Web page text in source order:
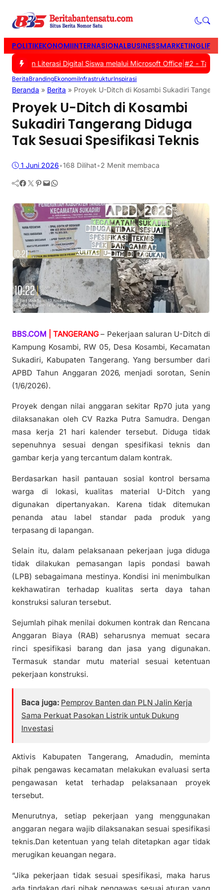
POLITIKEKONOMIINTERNASIONALBUSINESSMARKETING
Literasi Digital Siswa melalui Microsoft Office|#2 -
BeritaBrandingEkonomiInfrastrukturInspirasi
Beranda » Berita » Proyek U-Ditch di Kosambi Sukadiri
Proyek U-Ditch di Kosambi
Sukadiri Tangerang Diduga
Tak Sesuai Spesifikasi Teknis
1 Juni 2026•168 Dilihat•2 Menit membaca
Facebook Twitter Pinterest Mail WhatsApp
BBS.COM | TANGERANG – Pekerjaan saluran U-Ditch di
Kampung Kosambi, RW 05, Desa Kosambi, Kecamatan
Sukadiri, Kabupaten Tangerang. Yang bersumber dari
APBD Tahun Anggaran 2026, menjadi sorotan, Senin
(1/6/2026).
Proyek dengan nilai anggaran sekitar Rp70 juta yang
dilaksanakan oleh CV Razka Putra Samudra. Dengan
masa kerja 21 hari kalender tersebut. Diduga tidak
sepenuhnya sesuai dengan spesifikasi teknis dan
gambar kerja yang tercantum dalam kontrak.
Berdasarkan hasil pantauan sosial kontrol bersama
warga di lokasi, kualitas material U-Ditch yang
digunakan dipertanyakan. Karena tidak ditemukan
penanda atau label standar pada produk yang
terpasang di lapangan.
Selain itu, dalam pelaksanaan pekerjaan juga diduga
tidak dilakukan pemasangan lapis pondasi bawah
(LPB) sebagaimana mestinya. Kondisi ini menimbulkan
kekhawatiran terhadap kualitas serta daya tahan
konstruksi saluran tersebut.
Sejumlah pihak menilai dokumen kontrak dan Rencana
Anggaran Biaya (RAB) seharusnya memuat secara
rinci spesifikasi barang dan jasa yang digunakan.
Termasuk standar mutu material sesuai ketentuan
pekerjaan konstruksi.
Baca juga: Pemprov Banten dan PLN Jalin Kerja
Sama Perkuat Pasokan Listrik untuk Dukung
Investasi
Aktivis Kabupaten Tangerang, Amadudin, meminta
pihak pengawas kecamatan melakukan evaluasi serta
pengawasan ketat terhadap pelaksanaan proyek
tersebut.
Menurutnya, setiap pekerjaan yang menggunakan
anggaran negara wajib dilaksanakan sesuai spesifikasi
teknis.Dan ketentuan yang telah ditetapkan agar tidak
merugikan keuangan negara.
“Jika pekerjaan tidak sesuai spesifikasi, maka harus
ada tindakan dari pihak pengawas sesuai aturan yang